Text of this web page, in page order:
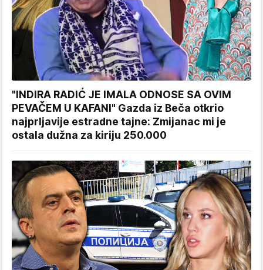
"INDIRA RADIĆ JE IMALA ODNOSE SA OVIM
PEVAČEM U KAFANI" Gazda iz Beča otkrio
najprljavije estradne tajne: Zmijanac mi je
ostala dužna za kiriju 250.000